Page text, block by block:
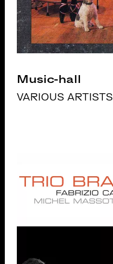
Music-hall
VARIOUS ARTISTS